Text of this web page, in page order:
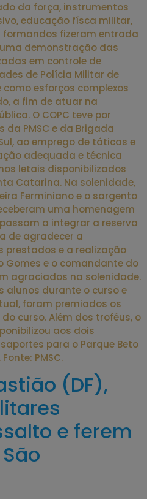
da força, instrumentos
educação físca militar,
formandos fizeram entrada
demonstração das
em controle de
de Polícia Militar de
esforços complexos
a fim de atuar na
O COPC teve por
PMSC e da Brigada
ao emprego de táticas e
adequada e técnica
letais disponibilizados
Catarina. Na solenidade,
Ferminiano e o sargento
uma homenagem
a integrar a reserva
de agradecer a
prestados e a realização
Gomes e o comandante do
agraciados na solenidade.
alunos durante o curso e
foram premiados os
curso. Além dos troféus, o
aos dois
para o Parque Beto
PMSC.
(DF),
e ferem